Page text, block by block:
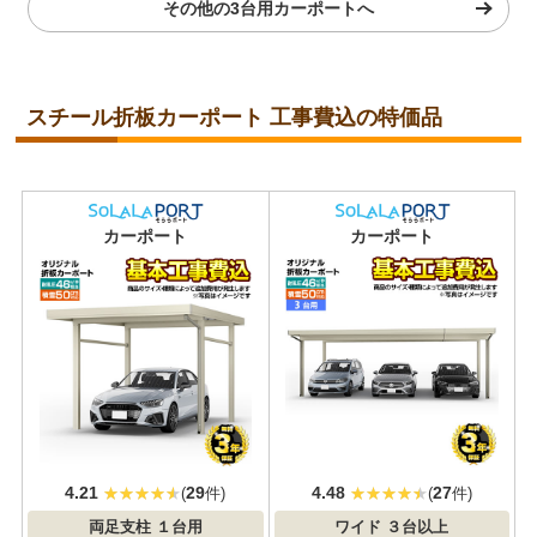
その他の3台用カーポートへ
スチール折板カーポート 工事費込の特価品
カーポート
耐積雪/風圧
4.21 (29件)
両足支柱 １台用
カーポート
耐積雪/風圧
4.48 (27件)
ワイド ３台以上